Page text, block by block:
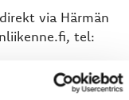
via Härmän
tel: